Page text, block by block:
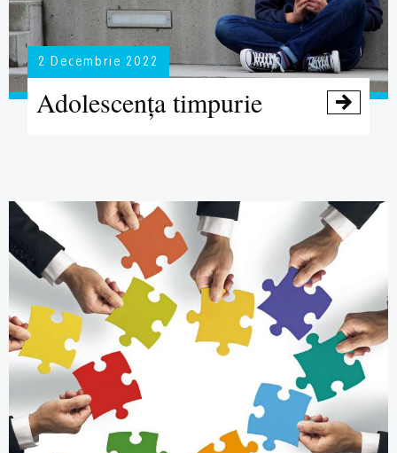
2 Decembrie 2022

Adolescența timpurie